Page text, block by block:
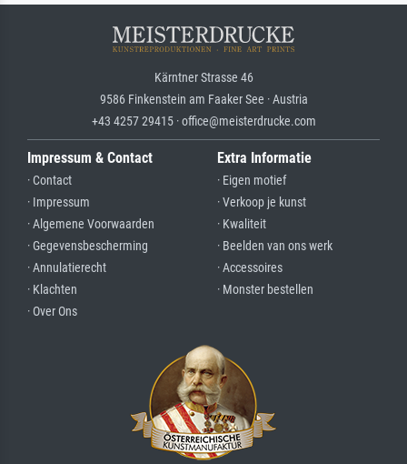
Kärntner Strasse 46
9586 Finkenstein am Faaker See · Austria
+43 4257 29415 · office@meisterdrucke.com
Impressum & Contact
· Contact
· Impressum
· Algemene Voorwaarden
· Gegevensbescherming
· Annulatierecht
· Klachten
· Over Ons
Extra Informatie
· Eigen motief
· Verkoop je kunst
· Kwaliteit
· Beelden van ons werk
· Accessoires
· Monster bestellen